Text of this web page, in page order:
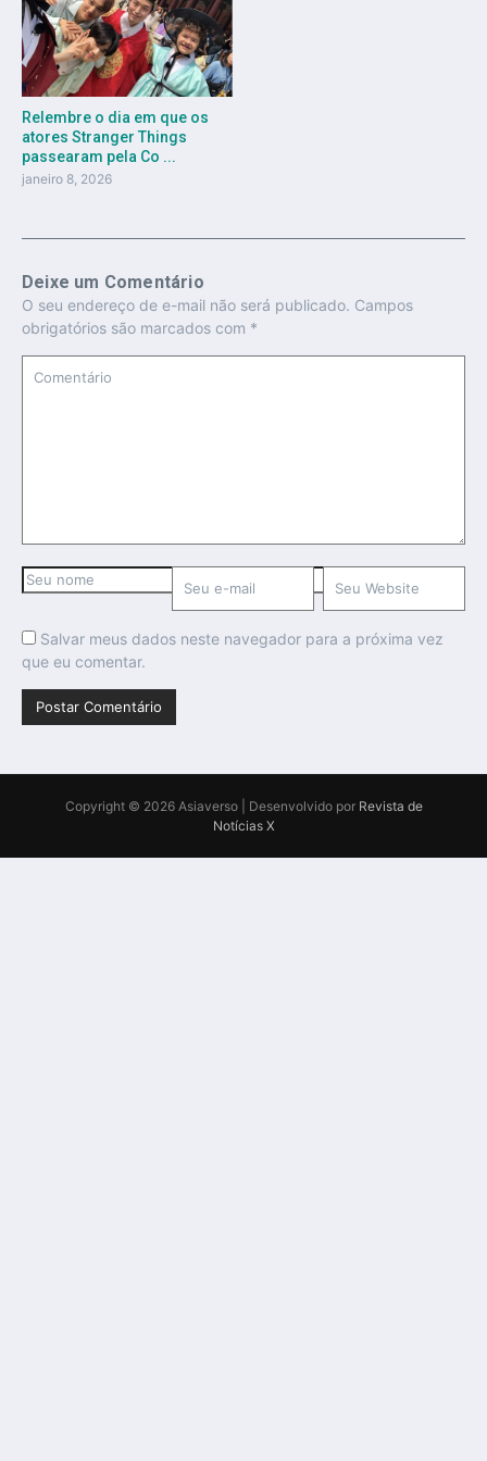
Relembre o dia em que os
atores Stranger Things
passearam pela Co ...
janeiro 8, 2026
Deixe um Comentário
O seu endereço de e-mail não será publicado. Campos
obrigatórios são marcados com *
Salvar meus dados neste navegador para a próxima vez
que eu comentar.
Copyright © 2026 Asiaverso | Desenvolvido por Revista de
Notícias X